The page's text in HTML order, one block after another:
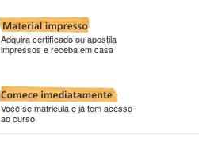
Adquira certificado ou apostila
impressos e receba em casa
Você se matricula e já tem acesso
ao curso